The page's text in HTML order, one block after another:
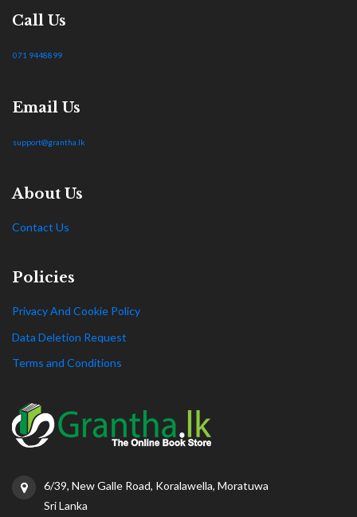
Call Us
071 9448899
Email Us
support@grantha.lk
About Us
Contact Us
Policies
Privacy And Cookie Policy
Data Deletion Request
Terms and Conditions
6/39, New Galle Road, Koralawella, Moratuwa
Sri Lanka